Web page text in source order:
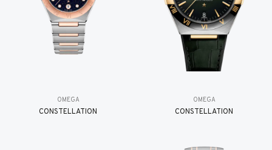
OMEGA
CONSTELLATION
OMEGA
CONSTELLATION